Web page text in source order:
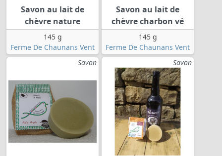
Savon au lait de
chèvre nature
145 g
Ferme De Chaunans Vent
Savon au lait de
chèvre charbon vé
145 g
Ferme De Chaunans Vent
Savon
Savon